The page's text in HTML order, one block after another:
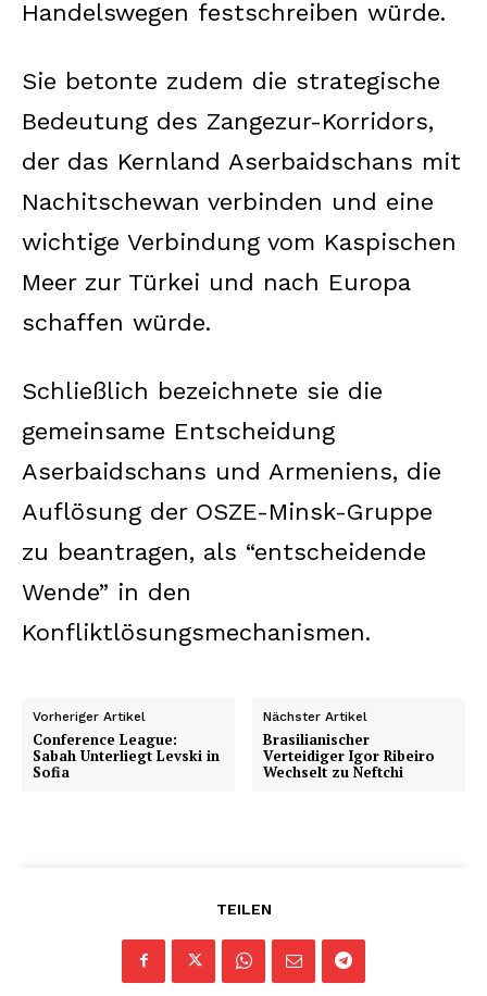
Handelswegen festschreiben würde.
Sie betonte zudem die strategische
Bedeutung des Zangezur-Korridors,
der das Kernland Aserbaidschans mit
Nachitschewan verbinden und eine
wichtige Verbindung vom Kaspischen
Meer zur Türkei und nach Europa
schaffen würde.
Schließlich bezeichnete sie die
gemeinsame Entscheidung
Aserbaidschans und Armeniens, die
Auflösung der OSZE-Minsk-Gruppe
zu beantragen, als “entscheidende
Wende” in den
Konfliktlösungsmechanismen.
Vorheriger Artikel
Conference League:
Sabah Unterliegt Levski in
Sofia
Nächster Artikel
Brasilianischer
Verteidiger Igor Ribeiro
Wechselt zu Neftchi
TEILEN